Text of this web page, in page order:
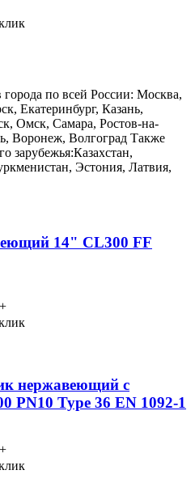
по всей России: Москва,
Екатеринбург, Казань,
Омск, Самара, Ростов-на-
Воронеж, Волгоград Также
зарубежья:Казахстан,
Эстония, Латвия,
14" CL300 FF
+
нержавеющий с
PN10 Type 36 EN 1092-1
+